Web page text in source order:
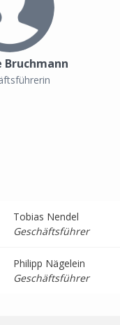
Bruchmann
Tobias Nendel
Geschäftsführer
Philipp Nägelein
Geschäftsführer